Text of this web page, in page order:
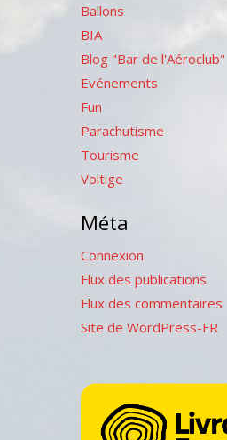
Ballons
BIA
Blog "Bar de l'Aéroclub"
Evénements
Fun
Parachutisme
Tourisme
Voltige
Méta
Connexion
Flux des publications
Flux des commentaires
Site de WordPress-FR